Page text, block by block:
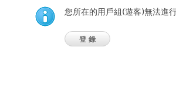
您所在的用戶組(遊客)無法進
登錄